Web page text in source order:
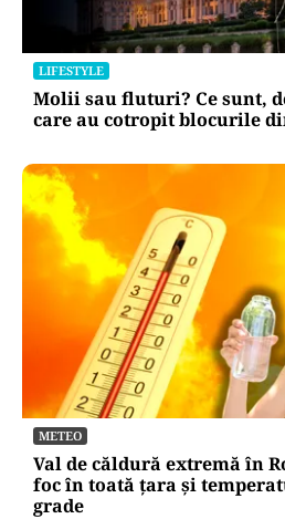
LIFESTYLE
Molii sau fluturi? Ce sunt,
care au cotropit blocurile
METEO
Val de căldură extremă în
foc în toată țara și
grade